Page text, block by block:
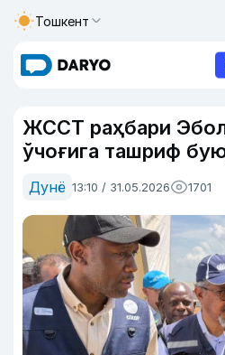
Тошкент
ЖССТ раҳбари
ўчоғига ташриф
Дунё 13:10 / 31.05.2026 1701